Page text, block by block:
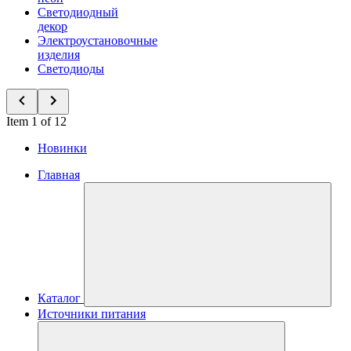
Светодиодный
декор
Электроустановочные
изделия
Светодиоды
Item 1 of 12
Новинки
Главная
Каталог
Источники питания